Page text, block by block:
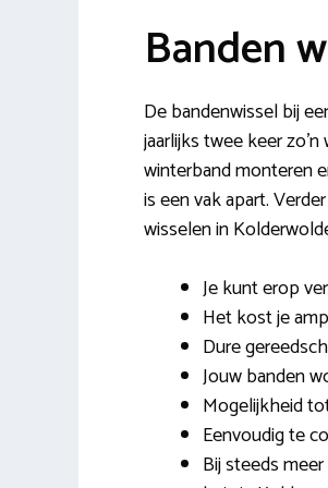
Banden
De bandenwissel bij
jaarlijks twee keer
winterband monteren
is een vak apart.
wisselen in
Je kunt erop
Het kost je
Dure
Jouw banden
Mogelijkheid
Eenvoudig te
Bij steeds